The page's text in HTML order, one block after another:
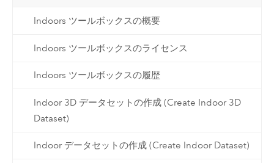
Indoors ツールボックスの概要
Indoors ツールボックスのライセンス
Indoors ツールボックスの履歴
Indoor 3D データセットの作成 (Create Indoor 3D
Dataset)
Indoor データセットの作成 (Create Indoor Dataset)